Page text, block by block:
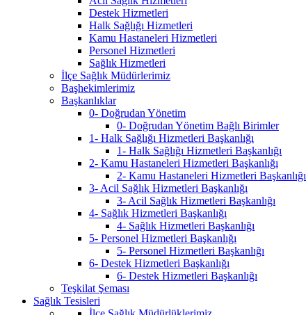
Destek Hizmetleri
Halk Sağlığı Hizmetleri
Kamu Hastaneleri Hizmetleri
Personel Hizmetleri
Sağlık Hizmetleri
İlçe Sağlık Müdürlerimiz
Başhekimlerimiz
Başkanlıklar
0- Doğrudan Yönetim
0- Doğrudan Yönetim Bağlı Birimler
1- Halk Sağlığı Hizmetleri Başkanlığı
1- Halk Sağlığı Hizmetleri Başkanlığı
2- Kamu Hastaneleri Hizmetleri Başkanlığı
2- Kamu Hastaneleri Hizmetleri Başkanlığı
3- Acil Sağlık Hizmetleri Başkanlığı
3- Acil Sağlık Hizmetleri Başkanlığı
4- Sağlık Hizmetleri Başkanlığı
4- Sağlık Hizmetleri Başkanlığı
5- Personel Hizmetleri Başkanlığı
5- Personel Hizmetleri Başkanlığı
6- Destek Hizmetleri Başkanlığı
6- Destek Hizmetleri Başkanlığı
Teşkilat Şeması
Sağlık Tesisleri